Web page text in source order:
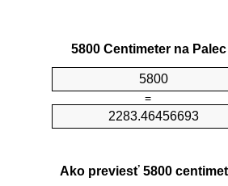
5800 Centimeter na
=
Ako previesť 5800